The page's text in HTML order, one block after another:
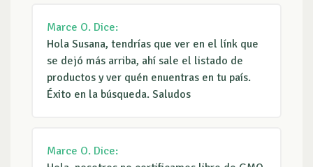
Marce O. Dice:
Hola Susana, tendrías que ver en el línk que
se dejó más arriba, ahí sale el listado de
productos y ver quén enuentras en tu país.
Éxito en la búsqueda. Saludos
Marce O. Dice: